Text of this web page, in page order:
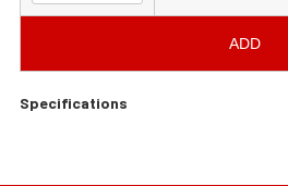
ADD
Specifications